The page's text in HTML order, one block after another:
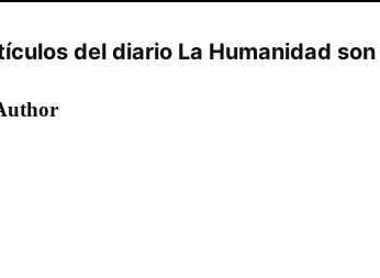
del diario La Humanidad